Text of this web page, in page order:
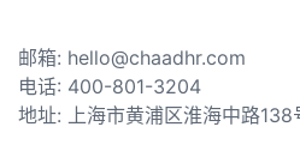
邮箱: hello@chaadhr.com
电话: 400-801-3204
地址: 上海市黄浦区淮海中路138